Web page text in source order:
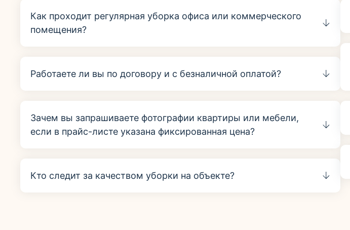
Как проходит регулярная уборка офиса или коммерческого
помещения?
Работаете ли вы по договору и с безналичной оплатой?
Зачем вы запрашиваете фотографии квартиры или мебели,
если в прайс-листе указана фиксированная цена?
Кто следит за качеством уборки на объекте?